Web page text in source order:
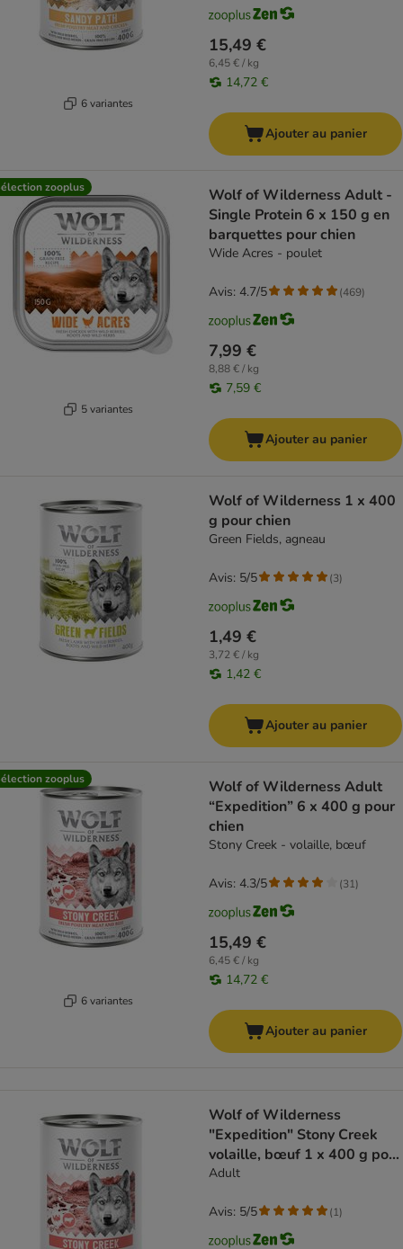
6 variantes
15,49 €
6,45 € / kg
14,72 €
Ajouter au panier
zooplus
5 variantes
Wolf of Wilderness Adult -
Single Protein 6 x 150 g en
barquettes pour chien
Wide Acres - poulet
7,99 €
8,88 € / kg
7,59 €
Avis: 4.7/5 (469)
Ajouter au panier
Wolf of Wilderness 1 x 400
g pour chien
Green Fields, agneau
1,49 €
3,72 € / kg
1,42 €
Avis: 5/5 (3)
Ajouter au panier
zooplus
6 variantes
Wolf of Wilderness Adult
“Expedition” 6 x 400 g pour
chien
Stony Creek - volaille, bœuf
15,49 €
6,45 € / kg
14,72 €
Avis: 4.3/5 (31)
Ajouter au panier
Wolf of Wilderness
"Expedition" Stony Creek
volaille, bœuf 1 x 400 g pour
chien
Adult
Avis: 5/5 (1)